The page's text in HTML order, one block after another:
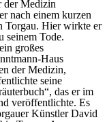
der Medizin
nach einem kurzen
Torgau. Hier wirkte er
seinem Tode.
großes
Haus
der Medizin,
seine
das er im
veröffentlichte. Es
Künstler David